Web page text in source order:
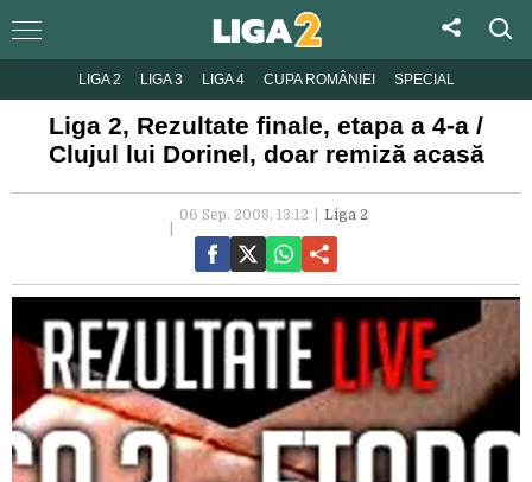
LIGA 2 LIGA 3 LIGA 4 CUPA ROMÂNIEI SPECIAL
Liga 2, Rezultate finale, etapa a 4-a /
Clujul lui Dorinel, doar remiză acasă
06 Sep. 2008, 13:12 Liga 2